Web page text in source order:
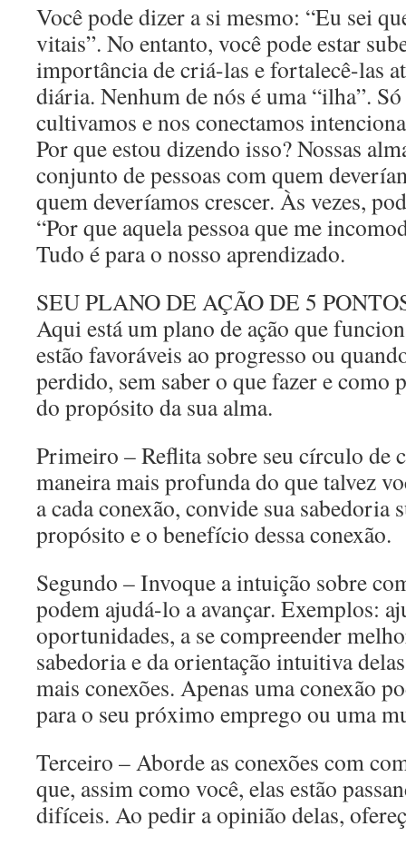
Você pode dizer a si mesmo: “Eu sei
vitais”. No entanto, você pode estar
importância de criá-las e fortalecê-las
diária. Nenhum de nós é uma “ilha”.
cultivamos e nos conectamos
Por que estou dizendo isso? Nossas
conjunto de pessoas com quem
quem deveríamos crescer. Às vezes,
“Por que aquela pessoa que me
Tudo é para o nosso aprendizado.
SEU PLANO DE AÇÃO DE 5
Aqui está um plano de ação que
estão favoráveis ​​ao progresso ou
perdido, sem saber o que fazer e como
do propósito da sua alma.
Primeiro – Reflita sobre seu círculo de
maneira mais profunda do que talvez
a cada conexão, convide sua sabedoria
propósito e o benefício dessa conexão.
Segundo – Invoque a intuição sobre
podem ajudá-lo a avançar. Exemplos:
oportunidades, a se compreender
sabedoria e da orientação intuitiva
mais conexões. Apenas uma conexão
para o seu próximo emprego ou uma
Terceiro – Aborde as conexões com
que, assim como você, elas estão
difíceis. Ao pedir a opinião delas,